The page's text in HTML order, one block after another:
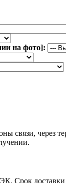
на фото]:
связи, через
Срок